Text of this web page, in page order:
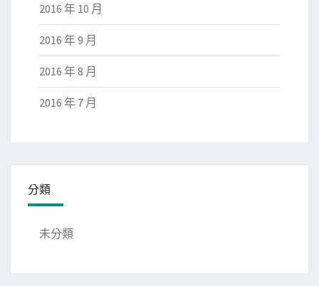
2016 年 10 月
2016 年 9 月
2016 年 8 月
2016 年 7 月
分類
未分類